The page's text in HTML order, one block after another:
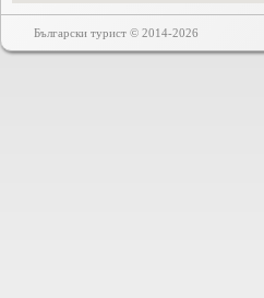
Български турист © 2014-2026